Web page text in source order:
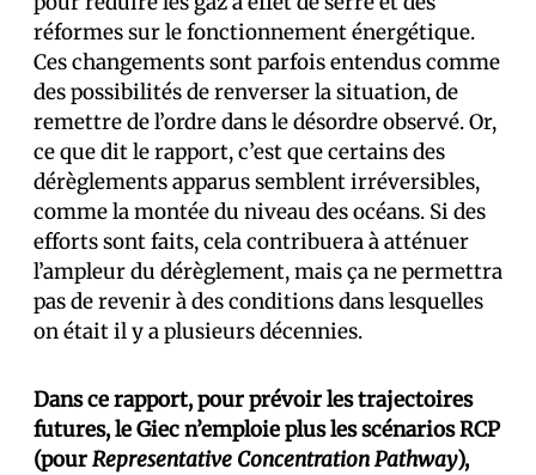
réformes sur le fonctionnement énergétique.
Ces changements sont parfois entendus comme
des possibilités de renverser la situation, de
remettre de l’ordre dans le désordre observé. Or,
ce que dit le rapport, c’est que certains des
dérèglements apparus semblent irréversibles,
comme la montée du niveau des océans. Si des
efforts sont faits, cela contribuera à atténuer
l’ampleur du dérèglement, mais ça ne permettra
pas de revenir à des conditions dans lesquelles
on était il y a plusieurs décennies.
Dans ce rapport, pour prévoir les trajectoires
futures, le Giec n’emploie plus les scénarios RCP
(pourRepresentative Concentration Pathway),